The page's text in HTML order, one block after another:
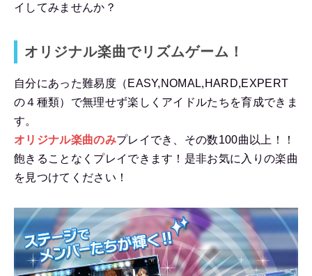
イしてみませんか？
オリジナル楽曲でリズムゲーム！
自分にあった難易度（EASY,NOMAL,HARD,EXPERT
の４種類）で無理せず楽しくアイドルたちを育成できま
す。
オリジナル楽曲のみプレイでき、その数100曲以上！！
飽きることなくプレイできます！是非お気に入りの楽曲
を見つけてください！